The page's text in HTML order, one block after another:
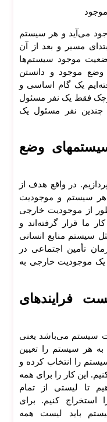
می‌آید و هر سیستم
مسیر و بعد از آن
موجود سیستم‌ها
موجود و دانستن
یک گام اساسی و
فقط یک نفر مسئول
نفر مسئول یک
وضع
در واقع هدف از
سیستم و موجودیت
از موجودیت خارجی
ما قرار گرفته‌اند و
سیستم منابع انسانی
تأمین اجتماعی در
یک موجودیت خارجی به
فرایند‌های
سیستم می‌باشد یعنی
به هر سیستم را تعیین
را انتخاب کرده و
این کار را برای همه
تا لیستی از تمام
استخراج کنیم. برای
باید لیست همه